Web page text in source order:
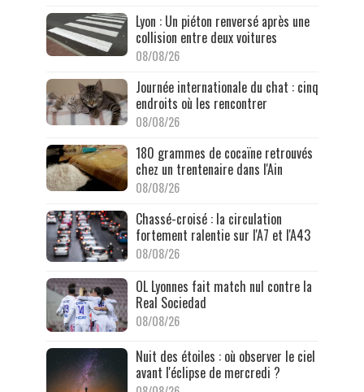
Lyon : Un piéton renversé après une
collision entre deux voitures
08/08/26
Journée internationale du chat : cinq
endroits où les rencontrer
08/08/26
180 grammes de cocaïne retrouvés
chez un trentenaire dans l'Ain
08/08/26
Chassé-croisé : la circulation
fortement ralentie sur l'A7 et l'A43
08/08/26
OL Lyonnes fait match nul contre la
Real Sociedad
08/08/26
Nuit des étoiles : où observer le ciel
avant l'éclipse de mercredi ?